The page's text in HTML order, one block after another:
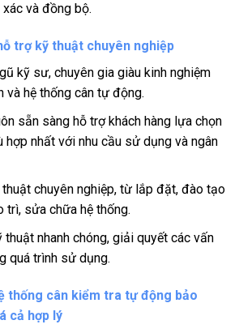
và đồng bộ.
trợ kỹ thuật chuyên nghiệp
kỹ sư, chuyên gia giàu kinh nghiệm
và hệ thống cân tự động.
sẵn sàng hỗ trợ khách hàng lựa chọn
hợp nhất với nhu cầu sử dụng và ngân
chuyên nghiệp, từ lắp đặt, đào tạo
trì, sửa chữa hệ thống.
thuật nhanh chóng, giải quyết các vấn
quá trình sử dụng.
thống cân kiểm tra tự động bảo
cả hợp lý